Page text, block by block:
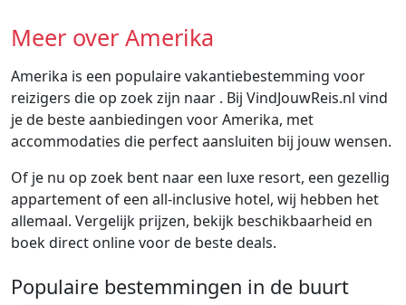
Meer over Amerika
Amerika is een populaire vakantiebestemming voor
reizigers die op zoek zijn naar . Bij VindJouwReis.nl vind
je de beste aanbiedingen voor Amerika, met
accommodaties die perfect aansluiten bij jouw wensen.
Of je nu op zoek bent naar een luxe resort, een gezellig
appartement of een all-inclusive hotel, wij hebben het
allemaal. Vergelijk prijzen, bekijk beschikbaarheid en
boek direct online voor de beste deals.
Populaire bestemmingen in de buurt